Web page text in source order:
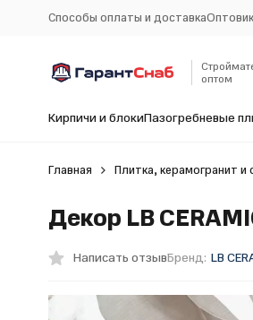
Способы оплаты и доставка
оптом
Кирпичи и блокиПазогребневые
Главная Плитка, керамогранит и
Декор LB
Написать отзывБренд: LB